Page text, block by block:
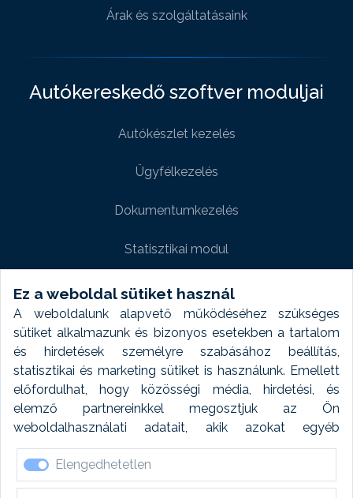
Ez a weboldal sütiket használ
A weboldalunk alapvető működéséhez szükséges
sütiket alkalmazunk és bizonyos esetekben a tartalom
és hirdetések személyre szabásához beállítás,
statisztikai és marketing sütiket is használunk. Emellett
előfordulhat, hogy közösségi média, hirdetési, és
elemző partnereinkkel megosztjuk az Ön
weboldalhasználati adatait, akik azokat egyéb
forrásokból gyűjtött adatokkal kombinálhatják. A sütik
elfogadásával kapcsolatosan naplózást végzünk és
ezen adatokat 6 hónap után automatikusan töröljük. A
Elengedhetetlen
Árak és szolgáltatásaink
Autókereskedő szoftver moduljai
Autókészlet kezelés
Ügyfélkezelés
Dokumentumkezelés
Statisztikai modul
Weboldal modul
Fényképtár extra modul
Autómosó modul
Feladatütemezés